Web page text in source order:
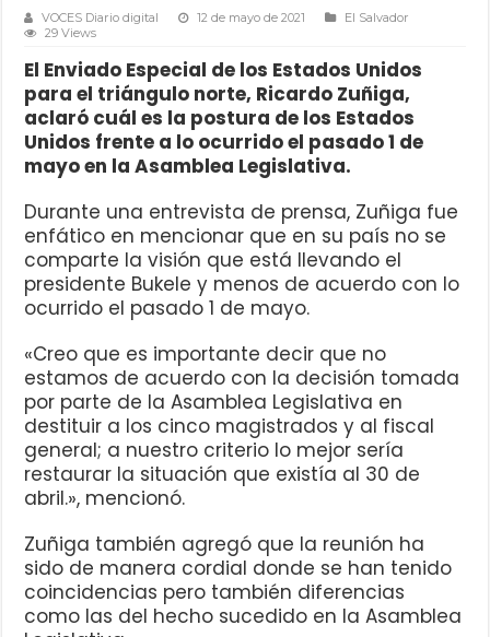
VOCES Diario digital 12 de mayo de 2021
El Salvador
29 Views
El Enviado Especial de los Estados Unidos
para el triángulo norte, Ricardo Zuñiga,
aclaró cuál es la postura de los Estados
Unidos frente a lo ocurrido el pasado 1 de
mayo en la Asamblea Legislativa.
Durante una entrevista de prensa, Zuñiga fue
enfático en mencionar que en su país no se
comparte la visión que está llevando el
presidente Bukele y menos de acuerdo con lo
ocurrido el pasado 1 de mayo.
«Creo que es importante decir que no
estamos de acuerdo con la decisión tomada
por parte de la Asamblea Legislativa en
destituir a los cinco magistrados y al fiscal
general; a nuestro criterio lo mejor sería
restaurar la situación que existía al 30 de
abril.», mencionó.
Zuñiga también agregó que la reunión ha
sido de manera cordial donde se han tenido
coincidencias pero también diferencias
como las del hecho sucedido en la Asamblea